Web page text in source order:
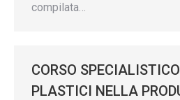
compilata…
CORSO
PLASTICI NELLA